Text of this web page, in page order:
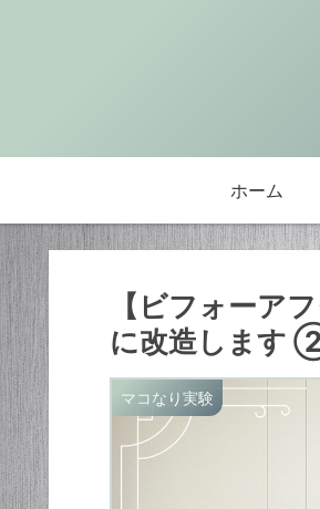
ホーム
【ビフォーア
に改造します
マコなり実験